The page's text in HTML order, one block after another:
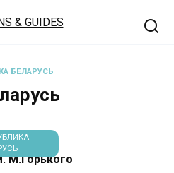
БЕЛАРУСЬ
М.Горького